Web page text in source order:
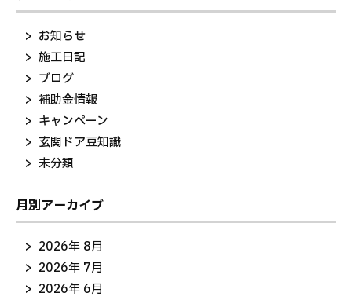
お知らせ
施工日記
ブログ
補助金情報
キャンペーン
玄関ドア豆知識
未分類
月別アーカイブ
2026年 8月
2026年 7月
2026年 6月